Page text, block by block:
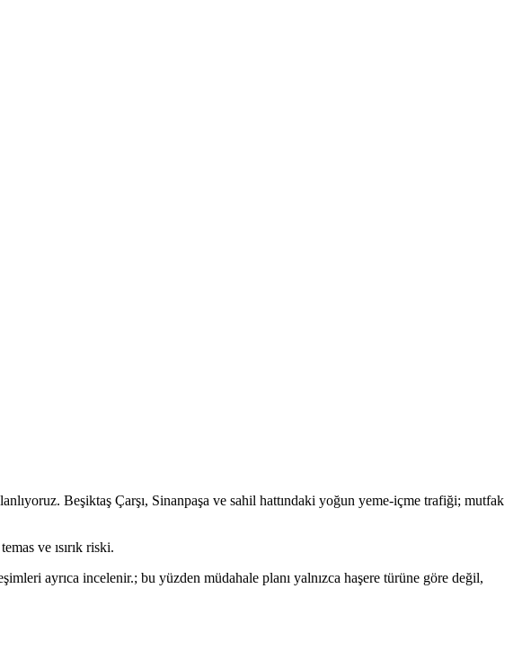
Beşiktaş Çarşı, Sinanpaşa ve sahil hattındaki yoğun yeme-içme trafiği; mutfak
ve ısırık riski.
ayrıca incelenir.; bu yüzden müdahale planı yalnızca haşere türüne göre değil,